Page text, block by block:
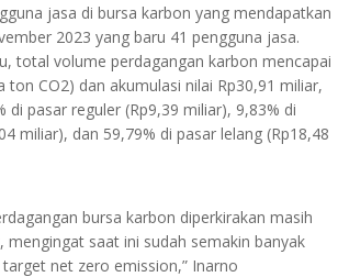
jasa di bursa karbon yang mendapatkan
2023 yang baru 41 pengguna jasa.
total volume perdagangan karbon mencapai
ton CO2) dan akumulasi nilai Rp30,91 miliar,
di pasar reguler (Rp9,39 miliar), 9,83% di
miliar), dan 59,79% di pasar lelang (Rp18,48
bursa karbon diperkirakan masih
mengingat saat ini sudah semakin banyak
net zero emission,” Inarno